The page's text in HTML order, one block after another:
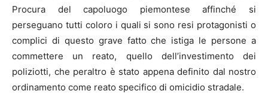
Procura del capoluogo piemontese affinché si
perseguano tutti coloro i quali si sono resi protagonisti o
complici di questo grave fatto che istiga le persone a
commettere un reato, quello dell’investimento dei
poliziotti, che peraltro è stato appena definito dal nostro
ordinamento come reato specifico di omicidio stradale.